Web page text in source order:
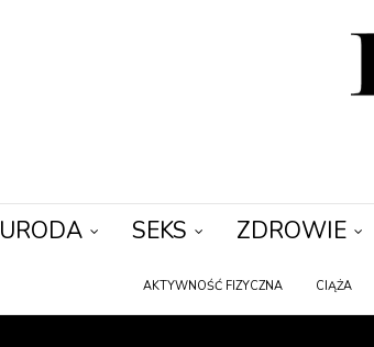
URODA SEKS ZDROWIE
AKTYWNOŚĆ FIZYCZNA CIĄŻA